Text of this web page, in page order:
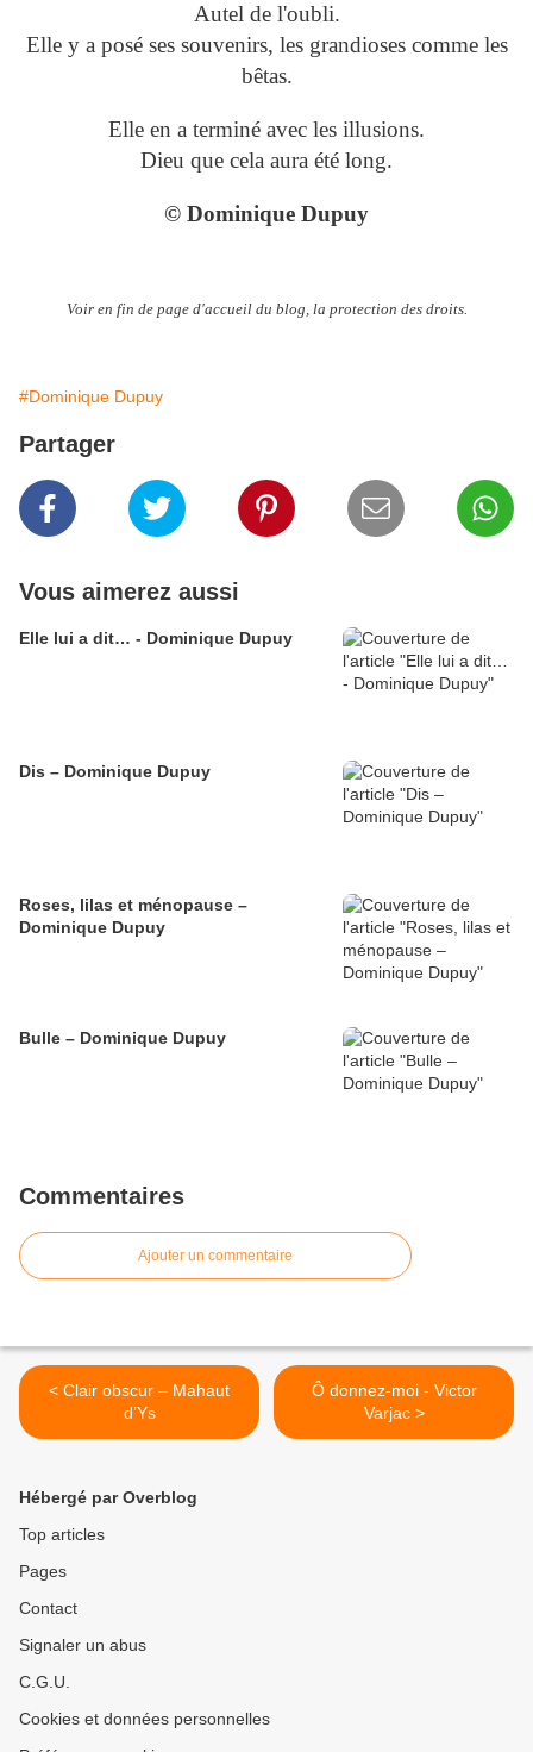
Autel de l'oubli.
Elle y a posé ses souvenirs, les grandioses comme les
bêtas.
Elle en a terminé avec les illusions.
Dieu que cela aura été long.
© Dominique Dupuy
Voir en fin de page d'accueil du blog, la protection des droits.
#Dominique Dupuy
Partager
Vous aimerez aussi
Elle lui a dit… - Dominique Dupuy
Dis – Dominique Dupuy
Roses, lilas et ménopause –
Dominique Dupuy
Bulle – Dominique Dupuy
Commentaires
Ajouter un commentaire
< Clair obscur – Mahaut
d’Ys
Ô donnez-moi - Victor
Varjac >
Hébergé par Overblog
Top articles
Pages
Contact
Signaler un abus
C.G.U.
Cookies et données personnelles